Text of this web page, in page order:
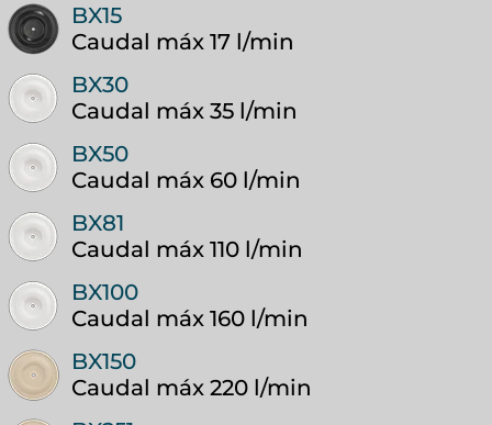
BX15
Caudal máx 17 l/min
BX30
Caudal máx 35 l/min
BX50
Caudal máx 60 l/min
BX81
Caudal máx 110 l/min
BX100
Caudal máx 160 l/min
BX150
Caudal máx 220 l/min